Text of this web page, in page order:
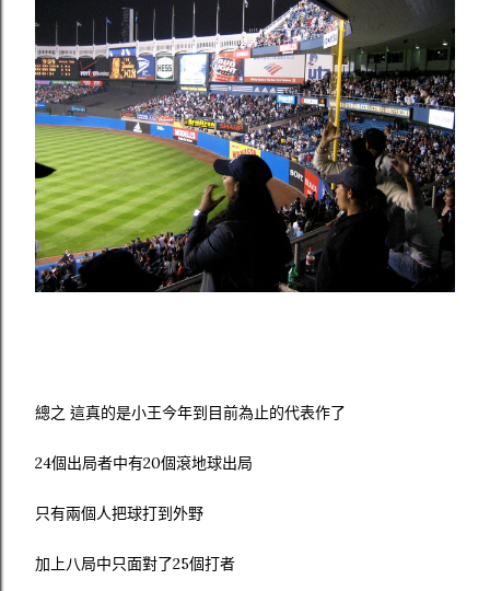
總之 這真的是小王今年到目前為止的代表作了
24個出局者中有20個滾地球出局
只有兩個人把球打到外野
加上八局中只面對了25個打者